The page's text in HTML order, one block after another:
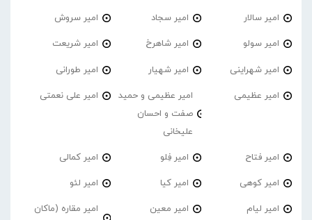
امیر سالار امیر سجاد امیر سروش
امیر سولو امیر شاهرخ امیر شریعت
امیر شهراینی امیر شهیار امیر طورانی
امیر عظیمی
امیر عظیمی و حمید
صفت و احسان
علیخانی
امیر علی نعمتی
امیر فتاح امیر فِلو امیر کمالی
امیر کوهی امیر کیا امیر لئو
امیر لیام امیر معین
امیر مقاره (ماکان